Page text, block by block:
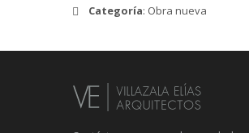
Categoría: Obra nueva